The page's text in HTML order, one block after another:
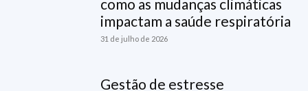
como as mudanças climáticas
impactam a saúde respiratória
31 de julho de 2026
Gestão de estresse